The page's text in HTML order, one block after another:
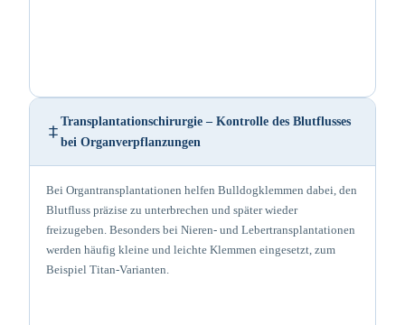
Transplantationschirurgie – Kontrolle des Blutflusses
bei Organverpflanzungen
Bei Organtransplantationen helfen Bulldogklemmen dabei, den
Blutfluss präzise zu unterbrechen und später wieder
freizugeben. Besonders bei Nieren- und Lebertransplantationen
werden häufig kleine und leichte Klemmen eingesetzt, zum
Beispiel Titan-Varianten.